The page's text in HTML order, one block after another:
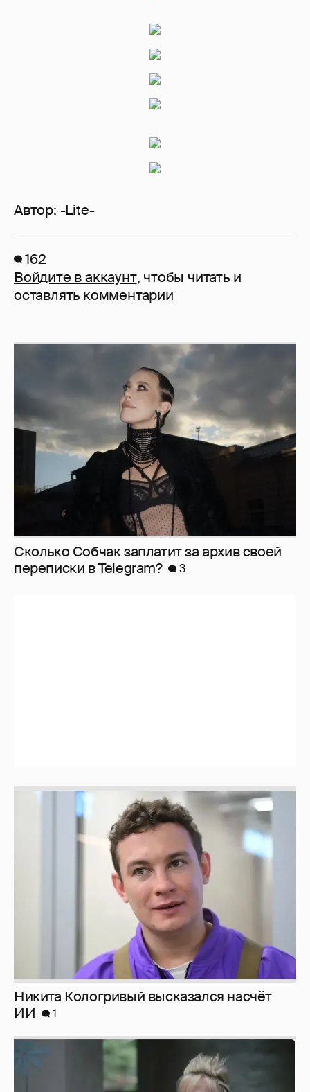
Автор: -Lite-
162
Войдите в аккаунт, чтобы читать и
оставлять комментарии
Сколько Собчак заплатит за архив своей
перeписки в Telegram?
3
Никита Кологривый высказался насчёт
Певица Глюкоза рассказала о съёмках для